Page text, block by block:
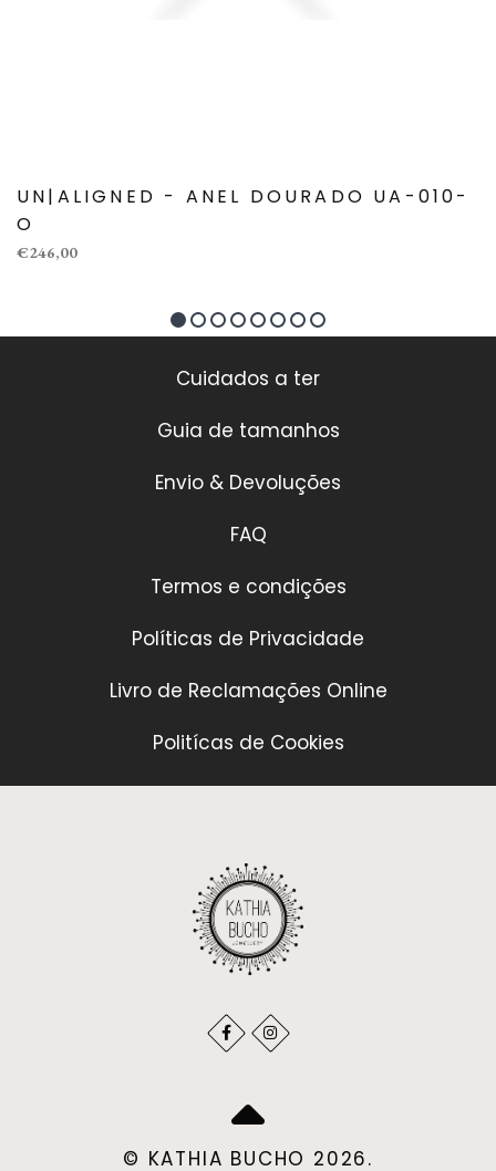
UN|ALIGNED - ANEL DOURADO UA-010-
O
€246,00
Cuidados a ter
Guia de tamanhos
Envio & Devoluções
FAQ
Termos e condições
Políticas de Privacidade
Livro de Reclamações Online
Politícas de Cookies
© KATHIA BUCHO 2026.